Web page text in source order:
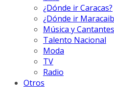
¿Dónde ir Caracas?
¿Dónde ir
Música y Cantantes
Talento Nacional
Moda
TV
Radio
Otros